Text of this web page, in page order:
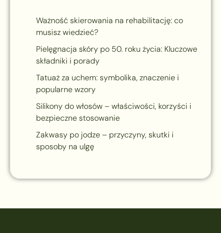
Ważność skierowania na rehabilitację: co
musisz wiedzieć?
Pielęgnacja skóry po 50. roku życia: Kluczowe
składniki i porady
Tatuaż za uchem: symbolika, znaczenie i
popularne wzory
Silikony do włosów – właściwości, korzyści i
bezpieczne stosowanie
Zakwasy po jodze – przyczyny, skutki i
sposoby na ulgę